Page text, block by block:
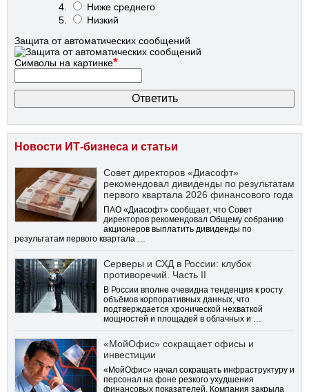
Ниже среднего
Низкий
Защита от автоматических сообщений
Символы на картинке*
Новости ИТ-бизнеса и статьи
Совет директоров «Диасофт»
рекомендовал дивиденды по результатам
первого квартала 2026 финансового года
ПАО «Диасофт» сообщает, что Совет
директоров рекомендовал Общему собранию
акционеров выплатить дивиденды по
результатам первого квартала …
Серверы и СХД в России: клубок
противоречий. Часть II
В России вполне очевидна тенденция к росту
объёмов корпоративных данных, что
подтверждается хронической нехваткой
мощностей и площадей в облачных и …
«МойОфис» сокращает офисы и
инвестиции
«МойОфис» начал сокращать инфраструктуру и
персонал на фоне резкого ухудшения
финансовых показателей. Компания закрыла